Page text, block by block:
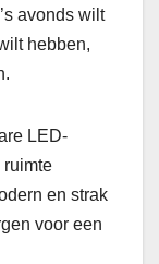
avonds wilt
hebben,
LED-
ruimte
en strak
voor een